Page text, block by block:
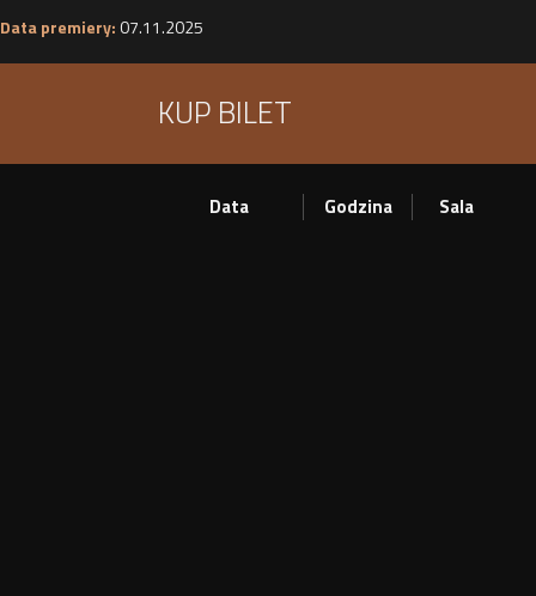
Data premiery: 07.11.2025
KUP BILET
Data Godzina Sala